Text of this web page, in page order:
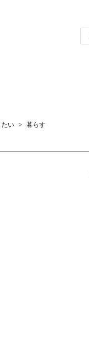
たい > 暮らす